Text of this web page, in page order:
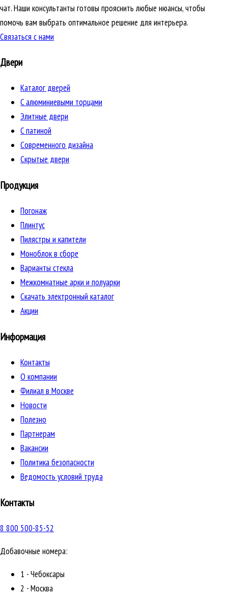
чат. Наши консультанты готовы прояснить любые нюансы, чтобы
помочь вам выбрать оптимальное решение для интерьера.
Связаться с нами
Двери
Каталог дверей
C алюминиевыми торцами
Элитные двери
C патиной
Cовременного дизайна
Скрытые двери
Продукция
Погонаж
Плинтус
Пилястры и капители
Моноблок в сборе
Варианты стекла
Межкомнатные арки и полуарки
Скачать электронный каталог
Акции
Информация
Контакты
О компании
Филиал в Москве
Новости
Полезно
Партнерам
Вакансии
Политика безопасности
Ведомость условий труда
Контакты
8 800 500-85-52
Добавочные номера:
1 - Чебоксары
2 - Москва